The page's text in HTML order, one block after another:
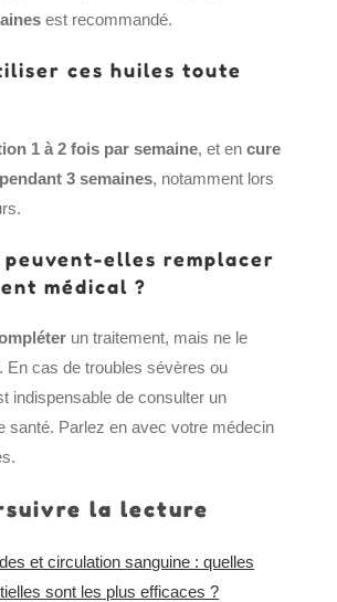
est recommandé.
ces huiles toute
1 à 2 fois par semaine, et encure
3 semaines, notamment lors
peuvent-elles remplacer
médical ?
un traitement, mais ne le
En cas de troubles sévères ou
indispensable de consulter un
santé. Parlez en avec votre médecin
la lecture
et circulation sanguine : quelles
sont les plus efficaces ?